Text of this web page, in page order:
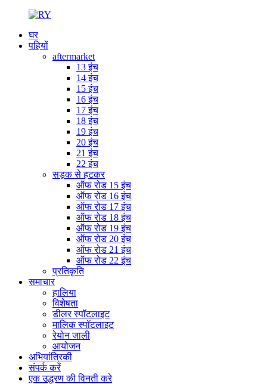
घर
पहियों
aftermarket
13 इंच
14 इंच
15 इंच
16 इंच
17 इंच
18 इंच
19 इंच
20 इंच
21 इंच
22 इंच
सड़क से हटकर
ऑफ रोड 15 इंच
ऑफ रोड 16 इंच
ऑफ रोड 17 इंच
ऑफ रोड 18 इंच
ऑफ रोड 19 इंच
ऑफ रोड 20 इंच
ऑफ रोड 21 इंच
ऑफ रोड 22 इंच
प्रतिकृति
समाचार
हालिया
विशेषता
डीलर स्पॉटलाइट
मालिक स्पॉटलाइट
रेयोन जाली
आयोजन
अभियांत्रिकी
संपर्क करें
एक उद्धरण की विनती करे